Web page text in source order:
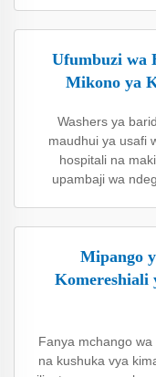
Ufumbuzi wa
Mikono ya
Washers ya
maudhui ya usafi
hospitali na
upambaji wa
Mipango
Komereshiali
Fanya mchango
na kushuka vya